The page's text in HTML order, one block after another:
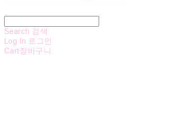
Search 검색
Log In 로그인
Cart장바구니